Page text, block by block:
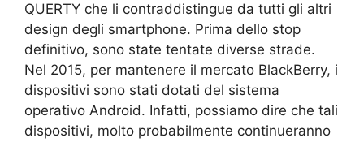
QUERTY che li contraddistingue da tutti gli altri
design degli smartphone. Prima dello stop
definitivo, sono state tentate diverse strade.
Nel 2015, per mantenere il mercato BlackBerry, i
dispositivi sono stati dotati del sistema
operativo Android. Infatti, possiamo dire che tali
dispositivi, molto probabilmente continueranno